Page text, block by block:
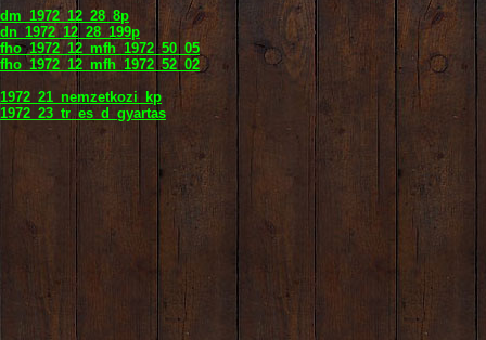
dm_1972_12_28_8p
dn_1972_12_28_199p
fho_1972_12_mfh_1972_50_05
fho_1972_12_mfh_1972_52_02
1972_21_nemzetkozi_kp
1972_23_tr_es_d_gyartas